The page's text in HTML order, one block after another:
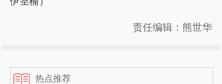
责任编辑：熊世华
热点推荐